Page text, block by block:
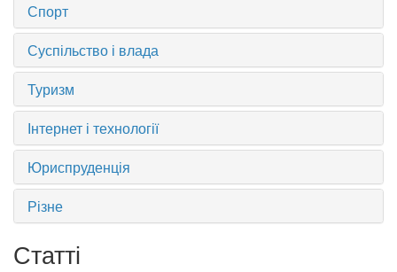
Спорт
Суспільство і влада
Туризм
Інтернет і технології
Юриспруденція
Різне
Статті